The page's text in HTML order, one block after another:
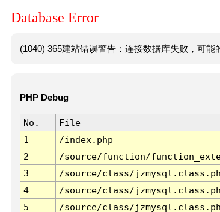
Database Error
(1040) 365建站错误警告：连接数据库失败，可能
PHP Debug
No. File
1
/index.php
2
/source/function/
3
/source/class/
4
/source/class/
5
/source/class/